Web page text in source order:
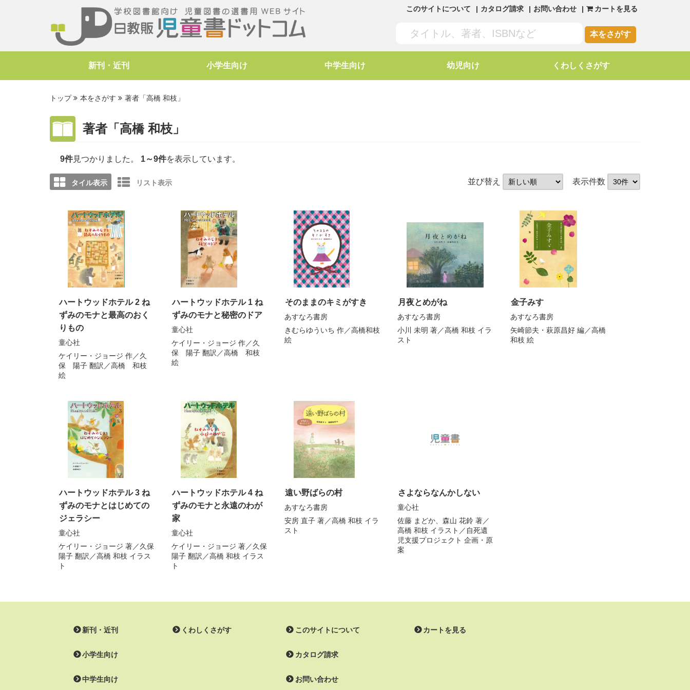
このサイトについて カタログ請求 お問い合わせ カートを見る
本をさがす
新刊・近刊 小学生向け 中学生向け 幼児向け くわしくさがす
トップ 本をさがす 著者「高橋 和枝」
著者「高橋 和枝」
9件見つかりました。 1～9件を表示しています。
タイル表示 リスト表示 並び替え 表示件数
ハートウッドホテル 2 ね
ずみのモナと最高のおく
りもの
童心社
ケイリー・ジョージ 作／久
保 陽子 翻訳／高橋 和枝
絵
ハートウッドホテル 1 ね
ずみのモナと秘密のドア
童心社
ケイリー・ジョージ 作／久
保 陽子 翻訳／高橋 和枝
絵
そのままのキミがすき
あすなろ書房
きむらゆういち 作／高橋和枝
絵
月夜とめがね
あすなろ書房
小川 未明 著／高橋 和枝 イラ
スト
金子みすゞ
あすなろ書房
矢崎節夫・萩原昌好 編／高橋
和枝 絵
ハートウッドホテル 3 ね
ずみのモナとはじめての
ジェラシー
童心社
ケイリー・ジョージ 著／久保
陽子 翻訳／高橋 和枝 イラス
ト
ハートウッドホテル 4 ね
ずみのモナと永遠のわが
家
童心社
ケイリー・ジョージ 著／久保
陽子 翻訳／高橋 和枝 イラス
ト
遠い野ばらの村
あすなろ書房
安房 直子 著／高橋 和枝 イラ
スト
さよならなんかしない
童心社
佐藤 まどか
森山 花鈴 著／
高橋 和枝 イラスト／ 自死遺
児支援プロジェクト 企画・原
案
新刊・近刊
小学生向け
中学生向け
くわしくさがす このサイトについて
カタログ請求
お問い合わせ
カートを見る